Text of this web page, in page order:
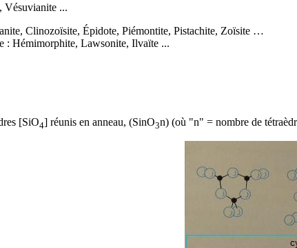
, Vésuvianite ...
, Clinozoïsite, Épidote, Piémontite, Pistachite, Zoïsite …
: Hémimorphite, Lawsonite, Ilvaïte ...
[SiO4] réunis en anneau, (SinO3n) (où "n" = nombre de